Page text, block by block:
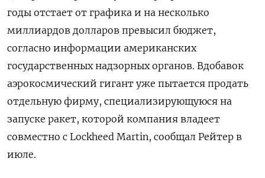
годы отстает от графика и на несколько
миллиардов долларов превысил бюджет,
согласно информации американских
государственных надзорных органов. Вдобавок
аэрокосмический гигант уже пытается продать
отдельную фирму, специализирующуюся на
запуске ракет, которой компания владеет
совместно с Lockheed Martin, сообщал Рейтер в
июле.